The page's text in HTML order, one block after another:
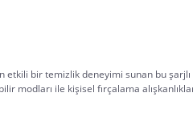
etkili bir temizlik deneyimi sunan bu şarjlı
modları ile kişisel fırçalama